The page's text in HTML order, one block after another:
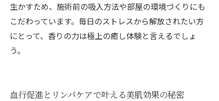
生かすため、施術前の吸入方法や部屋の環境づくりにも
こだわっています。毎日のストレスから解放されたい方
にとって、香りの力は極上の癒し体験と言えるでしょ
う。
血行促進とリンパケアで叶える美肌効果の秘密